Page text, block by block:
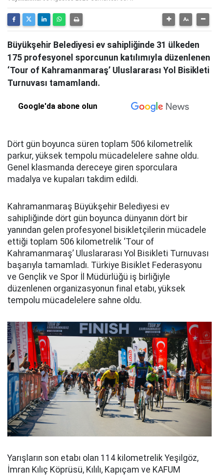
Büyükşehir Belediyesi ev sahipliğinde 31 ülkeden
175 profesyonel sporcunun katılımıyla düzenlenen
‘Tour of Kahramanmaraş’ Uluslararası Yol Bisikleti
Turnuvası tamamlandı.
Google'da abone olun
Dört gün boyunca süren toplam 506 kilometrelik
parkur, yüksek tempolu mücadelelere sahne oldu.
Genel klasmanda dereceye giren sporculara
madalya ve kupaları takdim edildi.
Kahramanmaraş Büyükşehir Belediyesi ev
sahipliğinde dört gün boyunca dünyanın dört bir
yanından gelen profesyonel bisikletçilerin mücadele
ettiği toplam 506 kilometrelik ‘Tour of
Kahramanmaraş’ Uluslararası Yol Bisikleti Turnuvası
başarıyla tamamladı. Türkiye Bisiklet Federasyonu
ve Gençlik ve Spor İl Müdürlüğü iş birliğiyle
düzenlenen organizasyonun final etabı, yüksek
tempolu mücadelelere sahne oldu.
Yarışların son etabı olan 114 kilometrelik Yeşilgöz,
İmran Kılıç Köprüsü, Kılılı, Kapıçam ve KAFUM